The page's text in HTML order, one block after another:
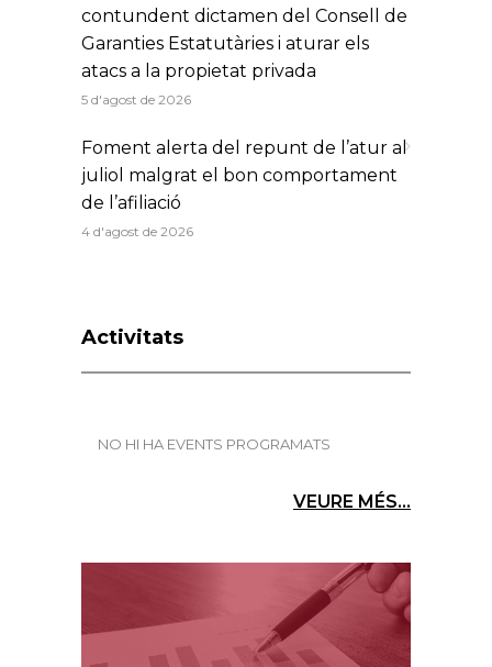
contundent dictamen del Consell de
Garanties Estatutàries i aturar els
atacs a la propietat privada
5 d'agost de 2026
Foment alerta del repunt de l’atur al
juliol malgrat el bon comportament
de l’afiliació
4 d'agost de 2026
Activitats
NO HI HA EVENTS PROGRAMATS
VEURE MÉS...